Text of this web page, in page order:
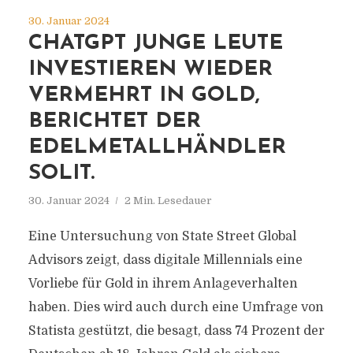
30. Januar 2024
CHATGPT JUNGE LEUTE
INVESTIEREN WIEDER
VERMEHRT IN GOLD,
BERICHTET DER
EDELMETALLHÄNDLER
SOLIT.
30. Januar 2024 2 Min. Lesedauer
Eine Untersuchung von State Street Global
Advisors zeigt, dass digitale Millennials eine
Vorliebe für Gold in ihrem Anlageverhalten
haben. Dies wird auch durch eine Umfrage von
Statista gestützt, die besagt, dass 74 Prozent der